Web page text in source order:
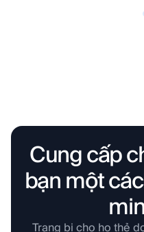
Cung cấp
bạn một
Trang bị cho họ thẻ